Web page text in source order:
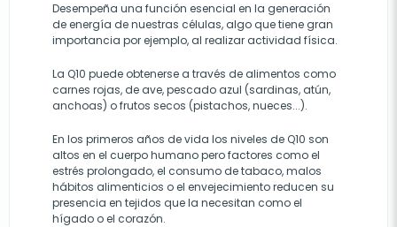
Desempeña una función esencial en la generación
de energía de nuestras células, algo que tiene gran
importancia por ejemplo, al realizar actividad física.
La Q10 puede obtenerse a través de alimentos como
carnes rojas, de ave, pescado azul (sardinas, atún,
anchoas) o frutos secos (pistachos, nueces...).
En los primeros años de vida los niveles de Q10 son
altos en el cuerpo humano pero factores como el
estrés prolongado, el consumo de tabaco, malos
hábitos alimenticios o el envejecimiento reducen su
presencia en tejidos que la necesitan como el
hígado o el corazón.